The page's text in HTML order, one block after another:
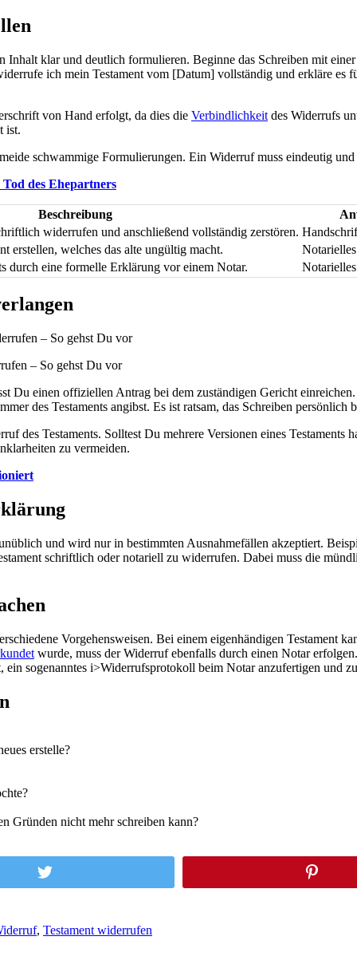
klar und deutlich formulieren. Beginne das Schreiben mit
ich mein Testament vom [Datum] vollständig und erkläre es
von Hand erfolgt, da dies die Verbindlichkeit des Widerrufs
ist.
schwammige Formulierungen. Ein Widerruf muss eindeutig
Tod des Ehepartners
Beschreibung
widerrufen und anschließend vollständig zerstören.
erstellen, welches das alte ungültig macht.
durch eine formelle Erklärung vor einem Notar.
– So gehst Du vor
Du einen offiziellen Antrag bei dem zuständigen Gericht
des Testaments angibst. Es ist ratsam, das Schreiben
des Testaments. Solltest Du mehrere Versionen eines
zu vermeiden.
und wird nur in bestimmten Ausnahmefällen akzeptiert.
schriftlich oder notariell zu widerrufen. Dabei muss die
Vorgehensweisen. Bei einem eigenhändigen Testament
wurde, muss der Widerruf ebenfalls durch einen Notar
sogenanntes i>Widerrufsprotokoll beim Notar anzufertigen und
erstelle?
Gründen nicht mehr schreiben kann?
, Testament widerrufen